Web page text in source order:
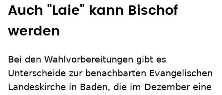
Auch "Laie" kann Bischof
werden
Bei den Wahlvorbereitungen gibt es
Unterscheide zur benachbarten Evangelischen
Landeskirche in Baden, die im Dezember eine